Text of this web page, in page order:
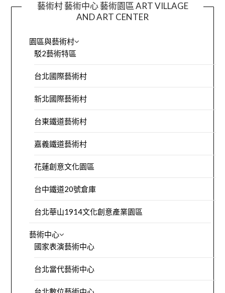
藝術村 藝術中心 藝術園區 ART VILLAGE
AND ART CENTER
園區與藝術村
駁2藝術特區
台北國際藝術村
新北國際藝術村
台東鐵道藝術村
嘉義鐵道藝術村
花蓮創意文化園區
台中鐵道20號倉庫
台北華山1914文化創意產業園區
藝術中心
國家表演藝術中心
台北當代藝術中心